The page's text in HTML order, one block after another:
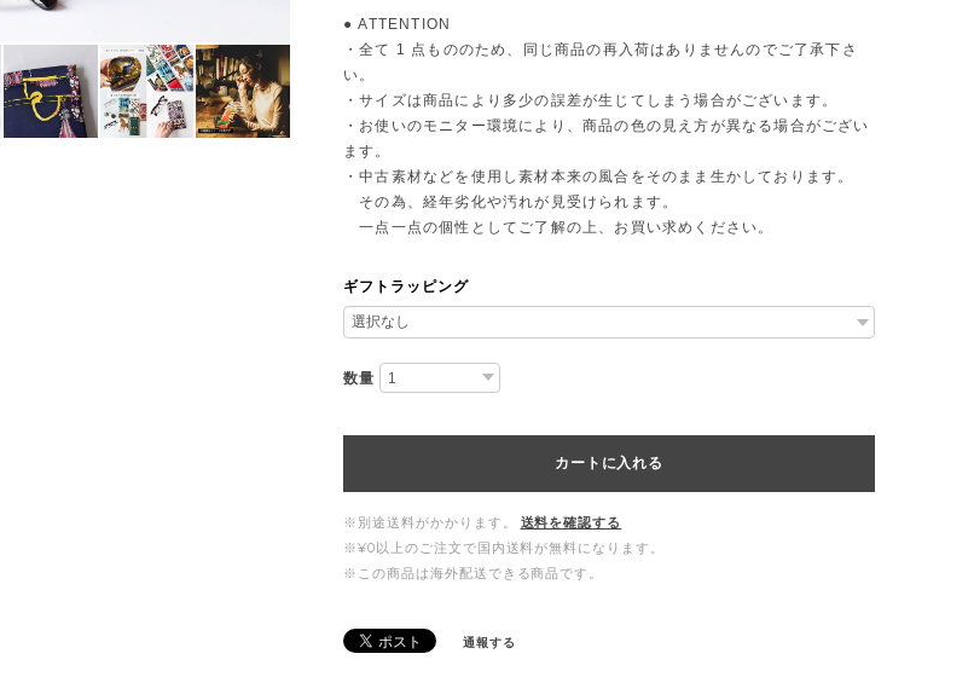
● ATTENTION
・全て 1 点もののため、同じ商品の再入荷はありませんのでご了承下さ
い。
・サイズは商品により多少の誤差が生じてしまう場合がございます。
・お使いのモニター環境により、商品の色の見え方が異なる場合がござい
ます。
・中古素材などを使用し素材本来の風合をそのまま生かしております。
その為、経年劣化や汚れが見受けられます。
一点一点の個性としてご了解の上、お買い求めください。
ギフトラッピング
数量
カートに入れる
※別途送料がかかります。
送料を確認する
※¥0以上のご注文で国内送料が無料になります。
※この商品は海外配送できる商品です。
通報する